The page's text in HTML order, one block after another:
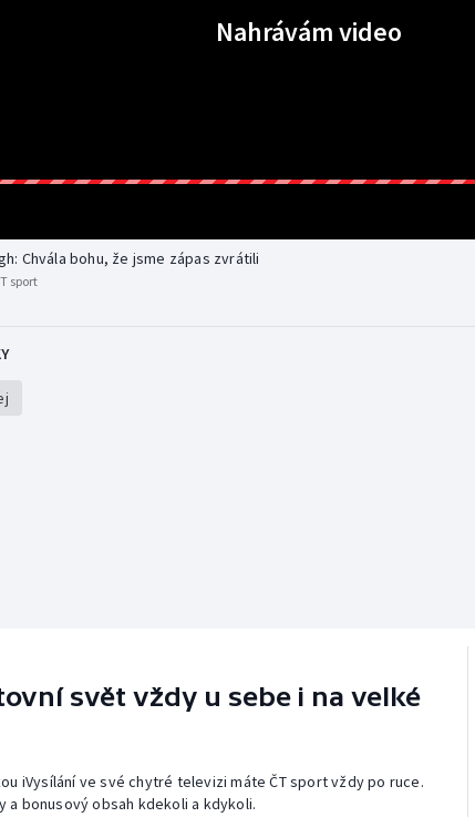
Nahrávám video
Chvála bohu, že jsme zápas zvrátili
sport
svět vždy u sebe i na velké
iVysílání ve své chytré televizi máte ČT sport vždy po ruce.
a bonusový obsah kdekoli a kdykoli.